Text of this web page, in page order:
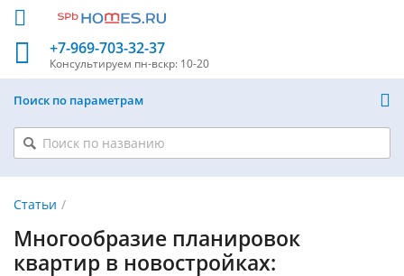
+7-969-703-32-37
Консультируем пн-вскр: 10-20
Поиск по параметрам
Статьи
Многообразие планировок
квартир в новостройках: